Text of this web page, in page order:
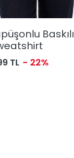
Baskılı
TL - 22%